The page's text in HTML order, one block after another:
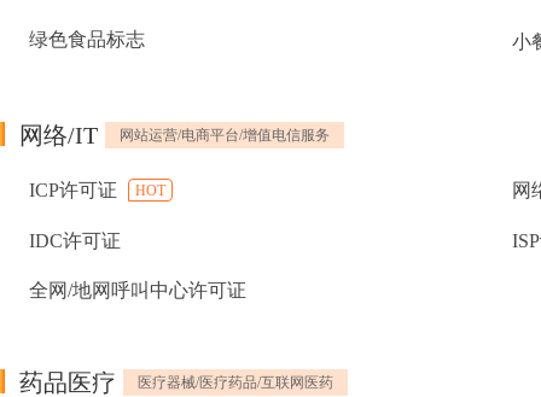
绿色食品标志 小
网络/IT 网站运营/电商平台/增值电信服务
ICP许可证 HOT 网
IDC许可证
全网/地网呼叫中心许可证
药品医疗 医疗器械/医疗药品/互联网医药